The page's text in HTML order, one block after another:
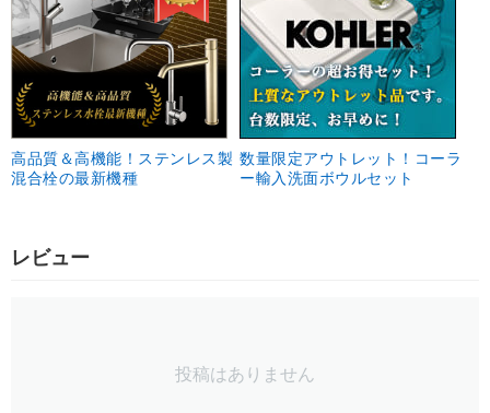
高品質＆高機能！ステンレス製
混合栓の最新機種
数量限定アウトレット！コーラ
ー輸入洗面ボウルセット
レビュー
投稿はありません